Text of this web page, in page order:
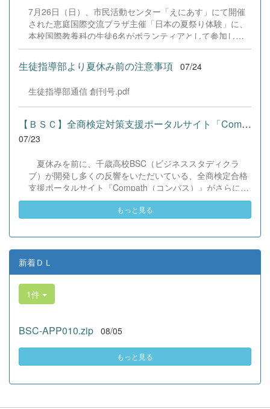
本校演劇部への変わらぬご声援をよろしくお願いいたしま
す。 &nbsp;
7月26日（日）、市民活動センター「えにあす」にて開催
された恵庭国際交流プラザ主催「日本の夏祭り体験」に、
本校国際教養科の生徒6名がボランティアとして参加しま
した！ 会場にはウクライナ、ネパール、アフガニスタンな
ど多国籍な参加者が集まり、ヨーヨー釣りや綿あめ、盆踊
りなどを満喫。浴衣姿でイベントを彩った1年生や、経験
葉や国境を超えて笑顔で交流を深めました。 主催者の方か
らは、「国籍や年齢を問わず笑顔で寄り添い、自分で考え
て動く姿が素晴らしい。異文化理解のマインドが自然と身
についている」と、賞賛の声をいただきました！ 教室の中
だけでなく、地域や世界という広いフィールドで本領を発
姿に、誇らしさでいっぱいです。 教養科生、どんどん外へ
飛び出そう！ その温かい心と行動力を磨き、世界を笑顔に
する魅力的な人材へ成長していく皆さんを応援していま
す！
生徒指導部より夏休み前の注意事項 07/24
生徒指導部通信 創刊号.pdf
【ＢＳＣ】全商検定対策支援ポータルサイト「Compath（コンパス）...
07/23
夏休みを前に、千歳高校BSC（ビジネススタディクラ
ブ）が開発し多くの反響をいただいている、全商検定合格
支援ポータルサイト『Compath（コンパス）』がさらにバ
ージョンアップいたしました。 今回もユーザーの皆様か
らいただいたアンケートのご意見をもとに、BSC部員のプ
の実装までを行いました。今回のアップデートでは、ビジ
ネス計算・簿記・ビジネス文書・情報処理・商業経済・財
務分析・ビジネスコミュニケーションなど各ジャンルに及
ぶ計79件の更新プログラムを一挙にリリースしました。
具体的には、各検定問題数の大幅増加をはじめ、英語翻訳
機能の追加、フォント拡大など視認性の改善、SEO対策
（タグの最適化）によるサイト動作の快適化を実施しまし
も生徒たちの技術と発想力でより学びやすいサイトへと進
た『Compath（コンパス）』をご活用ください。 全商検定
対策支援ポータルサイト「Compath（コンパス）」 ■ 生徒
もっと見る
新着ＤＬ
1件
BSC-APP010.zip 08/05
もっと見る